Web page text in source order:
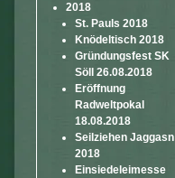
2018
St. Pauls 2018
Knödeltisch 2018
Gründungsfest SK
Söll 26.08.2018
Eröffnung
Radweltpokal
18.08.2018
Seilziehen Jaggasn
2018
Einsiedeleimesse